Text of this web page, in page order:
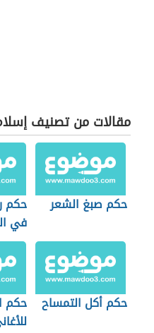
مقالات من تصنيف
حكم صبغ الشعر
حكم
في
حكم أكل التمساح
حكم